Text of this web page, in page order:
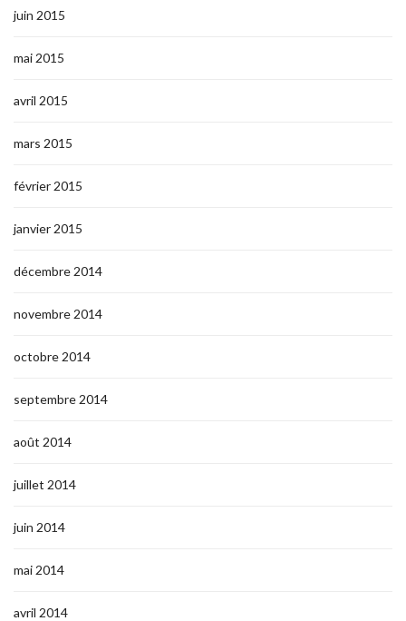
juin 2015
mai 2015
avril 2015
mars 2015
février 2015
janvier 2015
décembre 2014
novembre 2014
octobre 2014
septembre 2014
août 2014
juillet 2014
juin 2014
mai 2014
avril 2014